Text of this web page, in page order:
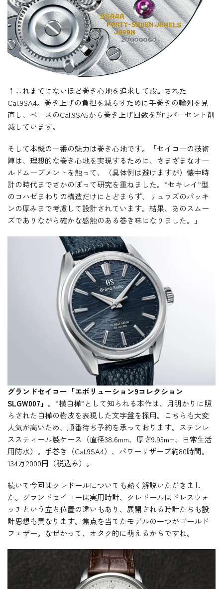
↑これまでにないほど巻き心地を追求して設計された
Cal.9SA4。巻き上げの負担を減らすために手巻きの輪列を見
直し、ベースのCal.9SA5から巻き上げ回数を約15パーセント削
減しています。
そして本機の一番の魅力は巻き心地です。「セイコーの技術
陣は、理想的な巻き心地を実現するために、さまざまなオー
ルドムーブメントを触って、（具体例は避けますが）懐中時
計の時代までさかのぼって研究を重ねました。”セキレイ”型
のコハゼまわりの構造だけにとどまらず、リュウズのパッキ
ンの厚みまで考慮して設計されています。結果、あのスムー
ズでありながら確かな感触のある巻き味になりました。」
グランドセイコー「エボリューション9コレクション
SLGW007」 。”横白樺”として知られる本作は、月明かりに照
らされた白樺の樹皮を表現した文字盤を採用。こちらも大変
人気が高いため、順番待ち予約を承っております。ステンレ
ススティール製ケース（直径38.6mm、厚さ9.95mm、日常生活
用防水）。手巻き（Cal.9SA4）、パワーリザーブ約80時間。
134万2000円（税込み）。
続いて今回はクレドールについても熱く解説いただきまし
た。グランドセイコーは実用時計、クレドールはドレスウォ
ッチという立ち位置の違いもあり、展開される時計たちも設
計思想も異なります。焦点を当てたモデルの一つがゴールド
フェザー。なぜかって、オタク的に萌えるからですね。